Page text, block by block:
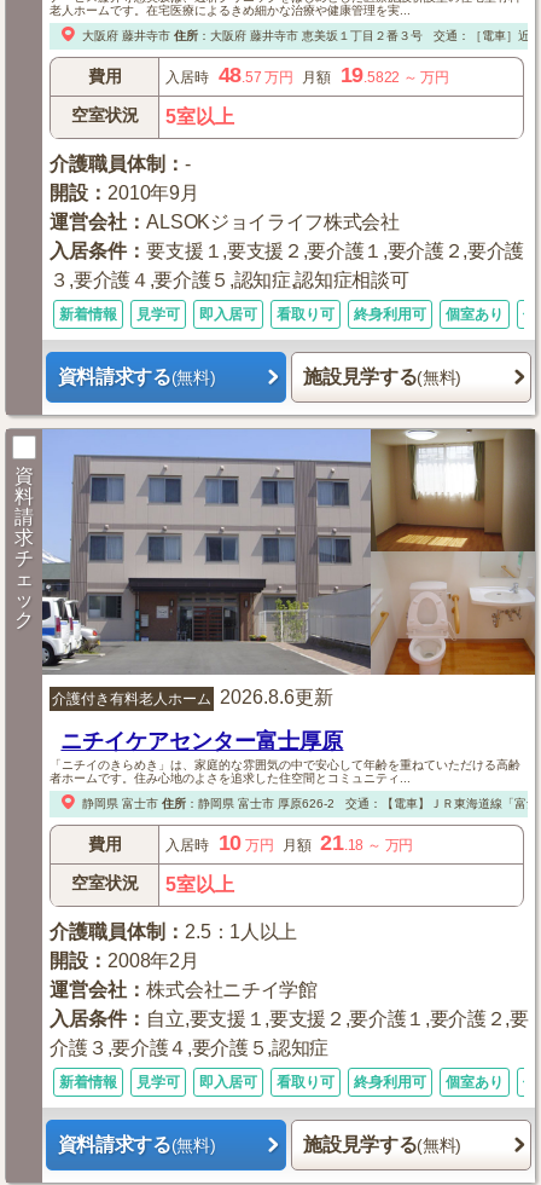
老人ホームです。在宅医療によるきめ細かな治療や健康管理を実...
大阪府 藤井寺市 住所： 大阪府 藤井寺市恵美坂１丁目２番３号 交通：［電車］近
費用 入居時 48 .57 万円 月額 19 .5822 ～万円
空室状況 5室以上
介護職員体制 ：-
開設 ： 2010年9月
運営会社 ：ALSOKジョイライフ株式会社
入居条件：要支援１,要支援２,要介護１,要介護２,要介護
３,要介護４,要介護５,認知症,認知症相談可
新着情報 見学可 即入居可 看取り可 終身利用可 個室あり 体
資料請求する(無料) 施設見学する(無料)
資
料
請
求
チ
ェ
ッ
ク
介護付き有料老人ホーム 2026.8.6更新
ニチイケアセンター富士厚原
「ニチイのきらめき」は、家庭的な雰囲気の中で安心して年齢を重ねていただける高齢
者ホームです。住み心地のよさを追求した住空間とコミュニティ...
静岡県 富士市 住所： 静岡県 富士市厚原626-2 交通：【電車】ＪＲ東海道線「富
費用 入居時 10 万円 月額 21.18 ～ 万円
空室状況 5室以上
介護職員体制 ： 2.5：1人以上
開設 ： 2008年2月
運営会社 ：株式会社ニチイ学館
入居条件： 自立,要支援１,要支援２,要介護１,要介護２,要
介護３,要介護４,要介護５,認知症
新着情報 見学可 即入居可 看取り可 終身利用可 個室あり 体
資料請求する(無料) 施設見学する(無料)